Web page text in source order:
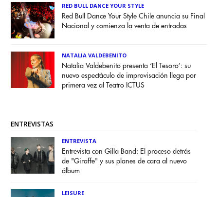
RED BULL DANCE YOUR STYLE
Red Bull Dance Your Style Chile anuncia su Final
Nacional y comienza la venta de entradas
NATALIA VALDEBENITO
Natalia Valdebenito presenta ‘El Tesoro’: su
nuevo espectáculo de improvisación llega por
primera vez al Teatro ICTUS
ENTREVISTAS
ENTREVISTA
Entrevista con Gilla Band: El proceso detrás
de "Giraffe" y sus planes de cara al nuevo
álbum
LEISURE